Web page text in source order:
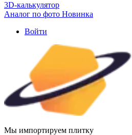
3D-калькулятор
Аналог по фото Новинка
Войти
Мы импортируем плитку